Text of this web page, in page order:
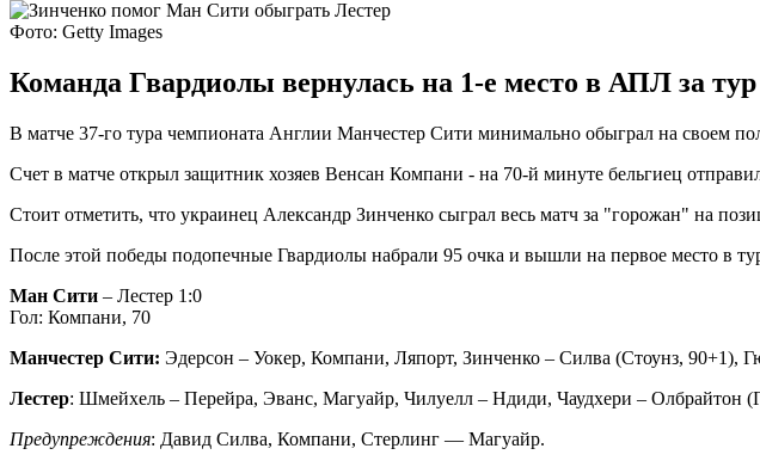
Фото: Getty Images
Команда Гвардиолы вернулась на 1-е место в АПЛ за
В матче 37-го тура чемпионата Англии Манчестер Сити минимально обыграл на своем
Счет в матче открыл защитник хозяев Венсан Компани - на 70-й минуте бельгиец
Стоит отметить, что украинец Александр Зинченко сыграл весь матч за "горожан" на
После этой победы подопечные Гвардиолы набрали 95 очка и вышли на первое место в
Ман Сити – Лестер 1:0
Гол: Компани, 70
Манчестер Сити: Эдерсон – Уокер, Компани, Ляпорт, Зинченко – Силва (Стоунз, 90+1),
Лестер: Шмейхель – Перейра, Эванс, Магуайр, Чилуелл – Ндиди, Чаудхери – Олбрайтон
Предупреждения: Давид Силва, Компани, Стерлинг — Магуайр.